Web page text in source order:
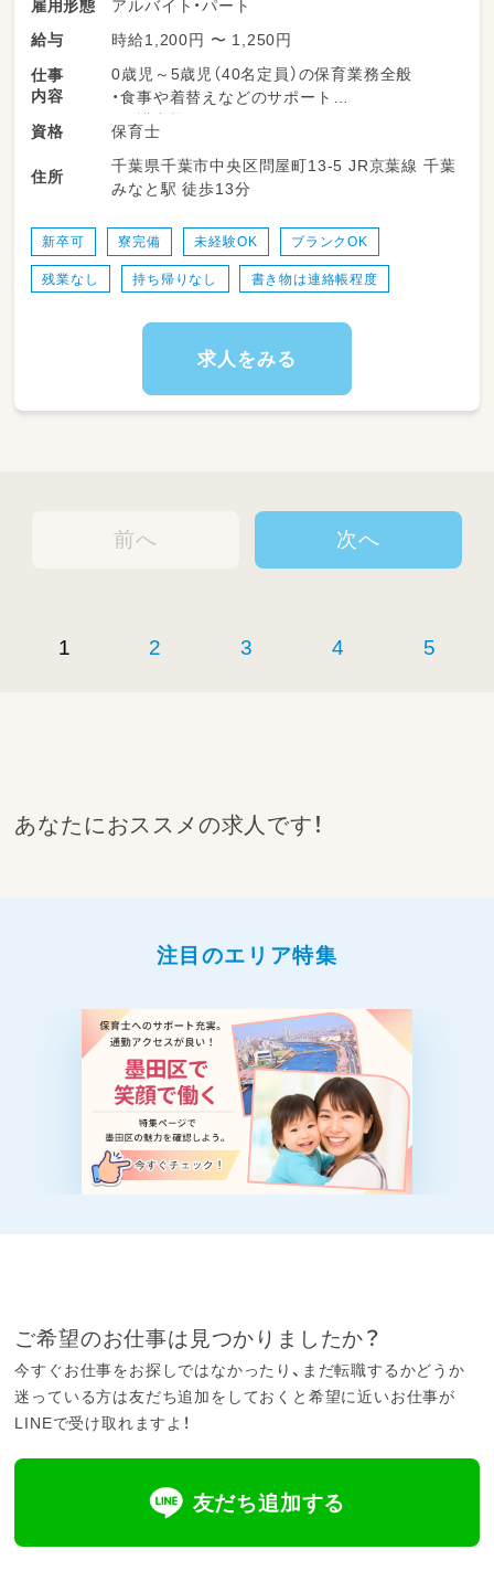
雇用形態
アルバイト・パート
給与
時給1,200円 〜 1,250円
仕事
内容
0歳児～5歳児（40名定員）の保育業務全般
・食事や着替えなどのサポート
・保護者様とのコミュニケーション
・発表会や行事ごとの準備 など
業務の変更範囲：なし
資格 保育士
住所
千葉県千葉市中央区問屋町13-5 JR京葉線 千葉
みなと駅 徒歩13分
新卒可 寮完備 未経験OK ブランクOK
残業なし 持ち帰りなし 書き物は連絡帳程度
求人をみる
前へ
1 2 3 4 5
次へ
あなたにおススメの求人です！
注目のエリア特集
ご希望のお仕事は見つかりましたか？
今すぐお仕事をお探しではなかったり、まだ転職するかどうか
迷っている方は友だち追加をしておくと希望に近いお仕事が
LINEで受け取れますよ！
友だち追加する